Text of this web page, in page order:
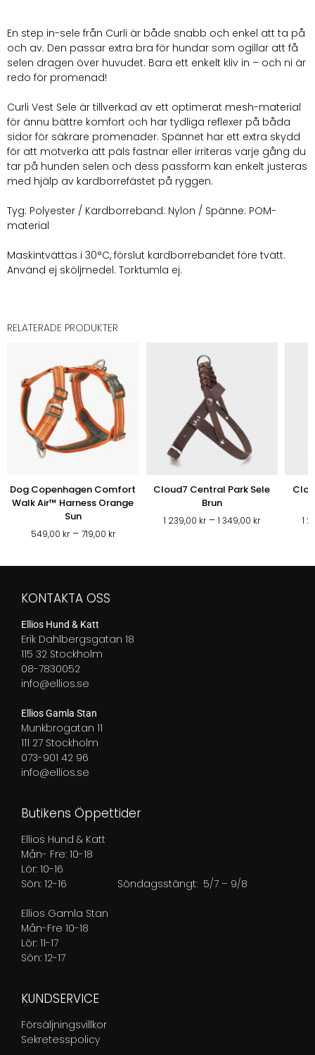
En step in-sele från Curli är både snabb och enkel att ta på
och av. Den passar extra bra för hundar som ogillar att få
selen dragen över huvudet. Bara ett enkelt kliv in – och ni är
redo för promenad!
Curli Vest Sele är tillverkad av ett optimerat mesh-material
för ännu bättre komfort och har tydliga reflexer på båda
sidor för säkrare promenader. Spännet har ett extra skydd
för att motverka att päls fastnar eller irriteras varje gång du
tar på hunden selen och dess passform kan enkelt justeras
med hjälp av kardborrefästet på ryggen.
Tyg: Polyester / Kardborreband: Nylon / Spänne: POM-
material
Maskintvättas i 30°C, förslut kardborrebandet före tvätt.
Använd ej sköljmedel. Torktumla ej.
RELATERADE PRODUKTER
Dog Copenhagen Comfort
Walk Air™ Harness Orange
Sun
549,00 kr – 719,00 krPrisintervall:
Cloud7 Central Park Sele
Brun
1 239,00 kr – 1 349,00 kr
till
1
KONTAKTA OSS
Ellios Hund & Katt
Erik Dahlbergsgatan 18
115 32 Stockholm
08-7830052
info@ellios.se
Ellios Gamla Stan
Munkbrogatan 11
111 27 Stockholm
073-901 42 96
info@ellios.se
Butikens Öppettider
Ellios Hund & Katt
Mån- Fre: 10-18
Lör: 10-16
Sön: 12-16 Söndagsstängt: 5/7 – 9/8
Ellios Gamla Stan
Mån-Fre 10-18
Lör: 11-17
Sön: 12-17
KUNDSERVICE
Försäljningsvillkor
Sekretesspolicy